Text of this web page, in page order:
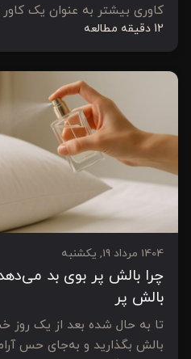
کاوری بیشتر به عنوان یک
12 دقیقه مطالعه
1404 مرداد 19, یکشنبه
چرا بالش پر بوی بد
بالش پر
تا به حال شده بعد از یک روز
بالش بگذارید و به‌جای حس